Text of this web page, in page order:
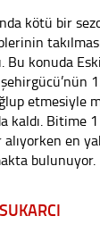
kötü bir
Bu konuda
etmesiyle
kaldı.
alıyorken en
bulunuyor.